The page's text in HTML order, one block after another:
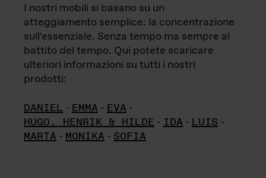
I nostri mobili si basano su un
atteggiamento semplice: la concentrazione
sull'essenziale. Senza tempo ma sempre al
battito del tempo. Qui potete scaricare
ulteriori informazioni su tutti i nostri
prodotti:
DANIEL - EMMA - EVA -
HUGO, HENRIK & HILDE - IDA - LUIS -
MARTA - MONIKA - SOFIA